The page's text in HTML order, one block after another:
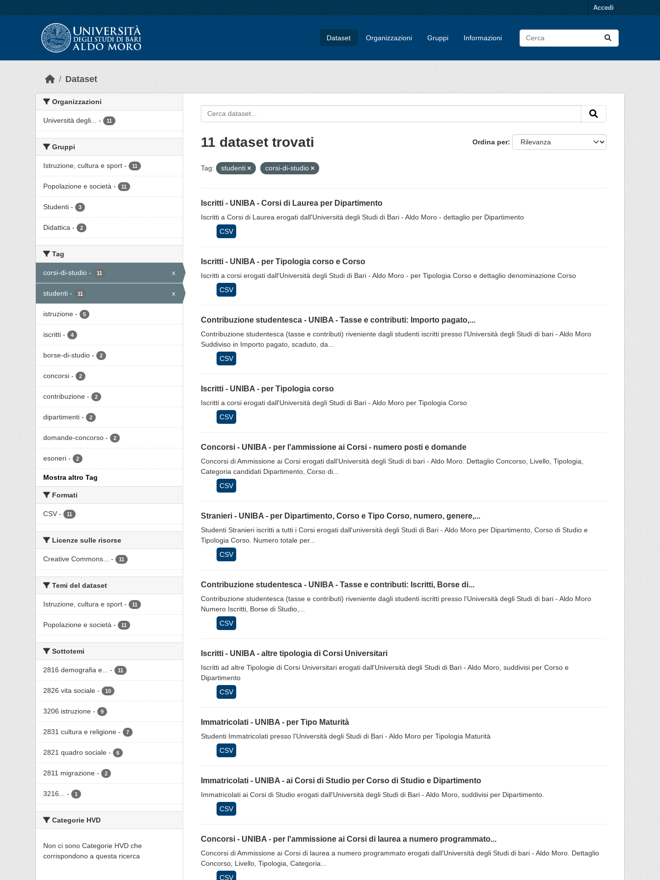
Accedi
Dataset Organizzazioni Gruppi Informazioni
Dataset
Organizzazioni
Università degli... - 11
Gruppi
Istruzione, cultura e sport - 11
Popolazione e società - 11
Studenti - 3
Didattica - 2
Tag
corsi-di-studio - 11 x
studenti - 11 x
istruzione - 5
iscritti - 4
borse-di-studio - 2
concorsi - 2
contribuzione - 2
dipartimenti - 2
domande-concorso - 2
esoneri - 2
Mostra altro Tag
Formati
CSV - 11
Licenze sulle risorse
Creative Commons... - 11
Temi del dataset
Istruzione, cultura e sport - 11
Popolazione e società - 11
Sottotemi
2816 demografia e... - 11
2826 vita sociale - 10
3206 istruzione - 9
2831 cultura e religione - 7
2821 quadro sociale - 6
2811 migrazione - 2
3216... - 1
Categorie HVD
Non ci sono Categorie HVD che
corrispondono a questa ricerca
Ordina per
11 dataset trovati
Tag: studenti corsi-di-studio
Iscritti - UNIBA - Corsi di Laurea per Dipartimento
Iscritti a Corsi di Laurea erogati dall'Università degli Studi di Bari - Aldo Moro - dettaglio per Dipartimento
CSV
Iscritti - UNIBA - per Tipologia corso e Corso
Iscritti a corsi erogati dall'Università degli Studi di Bari - Aldo Moro - per Tipologia Corso e dettaglio denominazione Corso
CSV
Contribuzione studentesca - UNIBA - Tasse e contributi: Importo pagato,...
Contribuzione studentesca (tasse e contributi) riveniente dagli studenti iscritti presso l'Università degli Studi di bari - Aldo Moro
Suddiviso in Importo pagato, scaduto, da...
CSV
Iscritti - UNIBA - per Tipologia corso
Iscritti a corsi erogati dall'Università degli Studi di Bari - Aldo Moro per Tipologia Corso
CSV
Concorsi - UNIBA - per l'ammissione ai Corsi - numero posti e domande
Concorsi di Ammissione ai Corsi erogati dall'Università degli Studi di bari - Aldo Moro. Dettaglio Concorso, Livello, Tipologia,
Categoria candidati Dipartimento, Corso di...
CSV
Stranieri - UNIBA - per Dipartimento, Corso e Tipo Corso, numero, genere,...
Studenti Stranieri iscritti a tutti i Corsi erogati dall'università degli Studi di Bari - Aldo Moro per Dipartimento, Corso di Studio e
Tipologia Corso. Numero totale per...
CSV
Contribuzione studentesca - UNIBA - Tasse e contributi: Iscritti, Borse di...
Contribuzione studentesca (tasse e contributi) riveniente dagli studenti iscritti presso l'Università degli Studi di bari - Aldo Moro
Numero Iscritti, Borse di Studio,...
CSV
Iscritti - UNIBA - altre tipologia di Corsi Universitari
Iscritti ad altre Tipologie di Corsi Universitari erogati dall'Università degli Studi di Bari - Aldo Moro, suddivisi per Corso e
Dipartimento
CSV
Immatricolati - UNIBA - per Tipo Maturità
Studenti Immatricolati presso l'Università degli Studi di Bari - Aldo Moro per Tipologia Maturità
CSV
Immatricolati - UNIBA - ai Corsi di Studio per Corso di Studio e Dipartimento
Immatricolati ai Corsi di Studio erogati dall'Università degli Studi di Bari - Aldo Moro, suddivisi per Dipartimento.
CSV
Concorsi - UNIBA - per l'ammissione ai Corsi di laurea a numero programmato...
Concorsi di Ammissione ai Corsi di laurea a numero programmato erogati dall'Università degli Studi di bari - Aldo Moro. Dettaglio
Concorso, Livello, Tipologia, Categoria...
CSV